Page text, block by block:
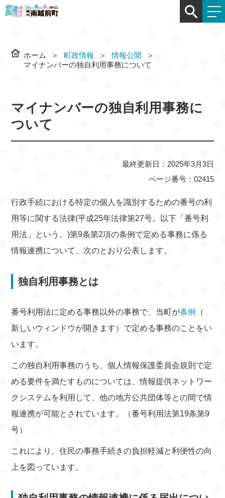
ホーム 町政情報
情報公開
マイナンバーの独自利用事務について
マイナンバーの独自利用事務に
ついて
最終更新日：2025年3月3日
ページ番号：02415
行政手続における特定の個人を識別するための番号の利
用等に関する法律(平成25年法律第27号。以下「番号利
用法」という。)第9条第2項の条例で定める事務に係る
情報連携について、次のとおり公表します。
独自利用事務とは
番号利用法に定める事務以外の事務で、当町が条例
（
新しいウィンドウが開きます）で定める事務のことをい
います。
この独自利用事務のうち、個人情報保護委員会規則で定
める要件を満たすものについては、情報提供ネットワー
クシステムを利用して、他の地方公共団体等との間で情
報連携が可能とされています。（番号利用法第19条第9
号）
これにより、住民の事務手続きの負担軽減と利便性の向
上を図っています。